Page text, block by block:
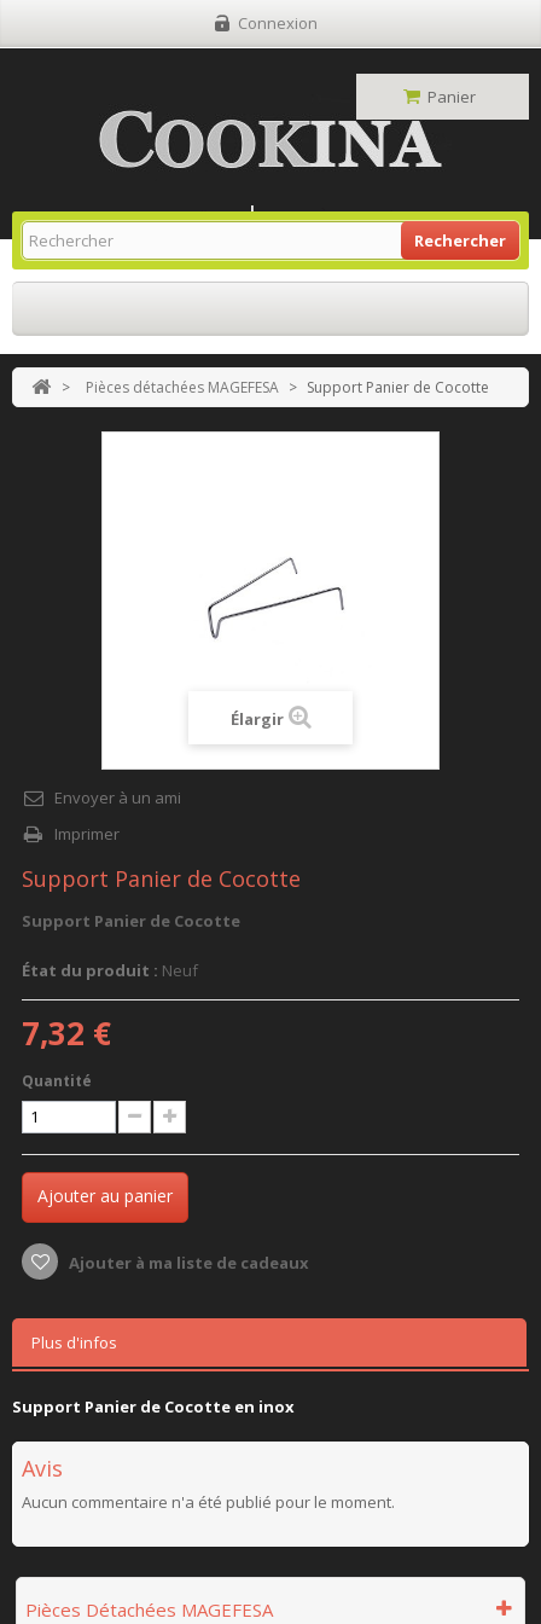
Connexion
Rechercher
Panier
Site Grill Gaz Retour À L'accueil
> Pièces détachées MAGEFESA > Support Panier de Cocotte
Élargir
Envoyer à un ami
Imprimer
Support Panier de Cocotte
Support Panier de Cocotte
État du produit : Neuf
7,32 €
Quantité
Ajouter au panier
Ajouter à ma liste de cadeaux
Plus d'infos
Support Panier de Cocotte en inox
Avis
Aucun commentaire n'a été publié pour le moment.
Pièces Détachées MAGEFESA